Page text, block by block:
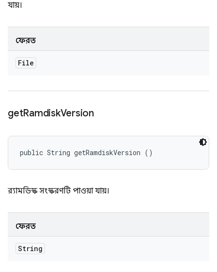
যায়।
ফেরত
File
getRamdiskVersion
public String getRamdiskVersion ()
র‍্যামডিস্ক সংস্করণটি পাওয়া যায়।
ফেরত
String